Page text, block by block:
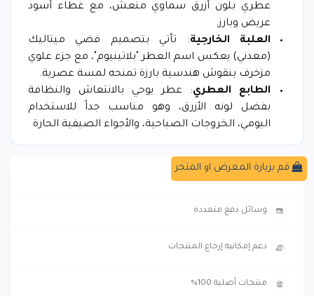
عطري بلون أزرق سماوي منعش، مع غطاء أسود
عريض وبارز.
العلبة الخارجية: تأتي بتصميم فضي ميتاليك
(معدني) يعكس اسم العطر "بلاتينيوم"، مع جزء علوي
مزخرف بنقوش هندسية بارزة تمنحه لمسة عصرية.
الطابع العطري: عطر يوحي بالانتعاش والنظافة
بفضل لونه الأزرق، وهو مناسب جداً للاستخدام
اليومي، الخروجات الصباحية، والأجواء الصيفية الحارة
توصيل سريع
وسائل دفع متعددة
دعم إمكانية إرجاع المنتجات
منتجات أصلية 100%
قم بزيارة المعرض او المتجر